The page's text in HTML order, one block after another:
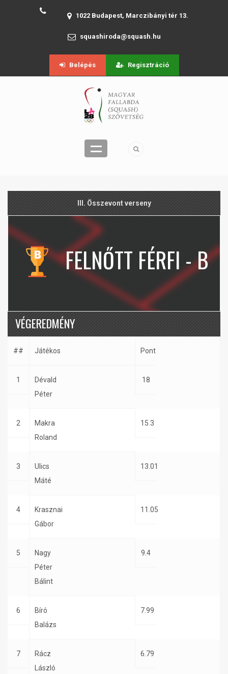
1022 Budapest, Marczibányi tér 13.
squashiroda@squash.hu
Belépés Regisztráció
III. Összevont verseny
FELNŐTT FÉRFI - B
VÉGEREDMÉNY
## Játékos Pont
1
Dévald
Péter
18
2
Makra
Roland
15.3
3
Ulics
Máté
13.01
4
Krasznai
Gábor
11.05
5
Nagy
Péter
Bálint
9.4
6
Bíró
Balázs
7.99
7
Rácz
László
6.79